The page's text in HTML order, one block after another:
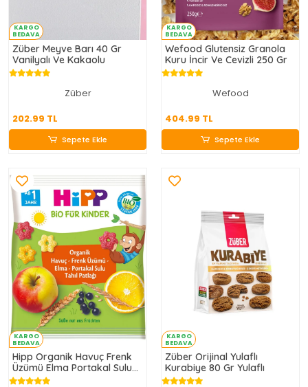
KARGO
BEDAVA
Züber Meyve Barı 40 Gr
Vanilyalı Ve Kakaolu
Züber
202.99 TL
202.99 TL
Sepete Ekle
KARGO
BEDAVA
Wefood Glutensiz Granola
Kuru İncir Ve Cevizli 250 Gr
Wefood
404.99 TL
404.99 TL
Sepete Ekle
Sepete Ekle
KARGO
BEDAVA
Hipp Organik Havuç Frenk
Üzümü Elma Portakal Sulu
Tahıl Patlağı 30 Gr
KARGO
BEDAVA
Züber Orijinal Yulaflı
Kurabiye 80 Gr Yulaflı